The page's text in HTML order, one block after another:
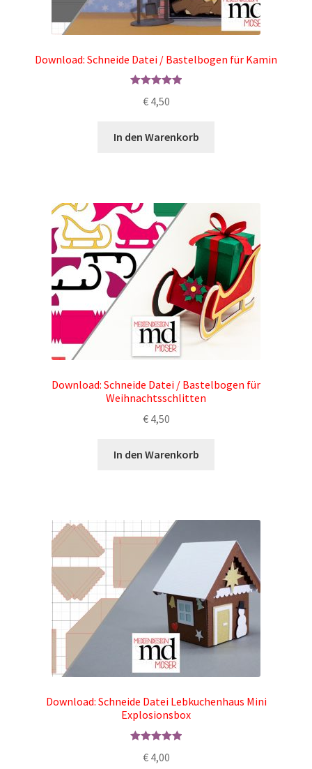
Download: Schneide Datei / Bastelbogen für Kamin
von 5
€4,50
In den Warenkorb
Download: Schneide Datei / Bastelbogen für
Weihnachtsschlitten
€4,50
In den Warenkorb
Download: Schneide Datei Lebkuchenhaus Mini
Explosionsbox
von 5
€4,00